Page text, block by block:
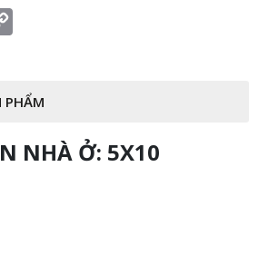
PHẨM
NHÀ Ở: 5X10